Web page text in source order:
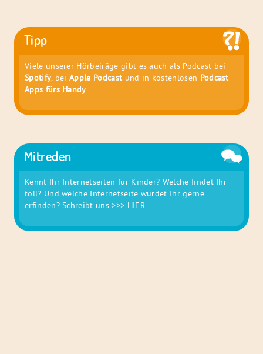
Tipp
Viele unserer Hörbeiräge gibt es auch als Podcast bei
Spotify , beiApple Podcast und in kostenlosen Podcast
Apps fürs Handy
Mitreden
Kennt Ihr Internetseiten für Kinder? Welche findet Ihr
toll? Und welche Internetseite würdet Ihr gerne
erfinden? Schreibt uns>>> HIER